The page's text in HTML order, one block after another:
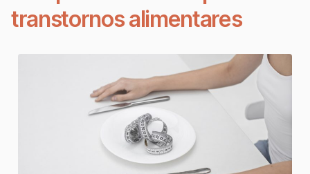
transtornos alimentares